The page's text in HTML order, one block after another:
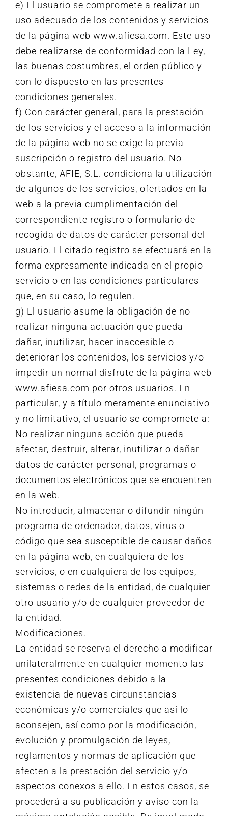
e) El usuario se compromete a realizar un
uso adecuado de los contenidos y servicios
de la página web www.afiesa.com. Este uso
debe realizarse de conformidad con la Ley,
las buenas costumbres, el orden público y
con lo dispuesto en las presentes
condiciones generales.
f) Con carácter general, para la prestación
de los servicios y el acceso a la información
de la página web no se exige la previa
suscripción o registro del usuario. No
obstante, AFIE, S.L. condiciona la utilización
de algunos de los servicios, ofertados en la
web a la previa cumplimentación del
correspondiente registro o formulario de
recogida de datos de carácter personal del
usuario. El citado registro se efectuará en la
forma expresamente indicada en el propio
servicio o en las condiciones particulares
que, en su caso, lo regulen.
g) El usuario asume la obligación de no
realizar ninguna actuación que pueda
dañar, inutilizar, hacer inaccesible o
deteriorar los contenidos, los servicios y/o
impedir un normal disfrute de la página web
www.afiesa.com por otros usuarios. En
particular, y a título meramente enunciativo
y no limitativo, el usuario se compromete a:
No realizar ninguna acción que pueda
afectar, destruir, alterar, inutilizar o dañar
datos de carácter personal, programas o
documentos electrónicos que se encuentren
en la web.
No introducir, almacenar o difundir ningún
programa de ordenador, datos, virus o
código que sea susceptible de causar daños
en la página web, en cualquiera de los
servicios, o en cualquiera de los equipos,
sistemas o redes de la entidad, de cualquier
otro usuario y/o de cualquier proveedor de
la entidad.
Modificaciones.
La entidad se reserva el derecho a modificar
unilateralmente en cualquier momento las
presentes condiciones debido a la
existencia de nuevas circunstancias
económicas y/o comerciales que así lo
aconsejen, así como por la modificación,
evolución y promulgación de leyes,
reglamentos y normas de aplicación que
afecten a la prestación del servicio y/o
aspectos conexos a ello. En estos casos, se
procederá a su publicación y aviso con la